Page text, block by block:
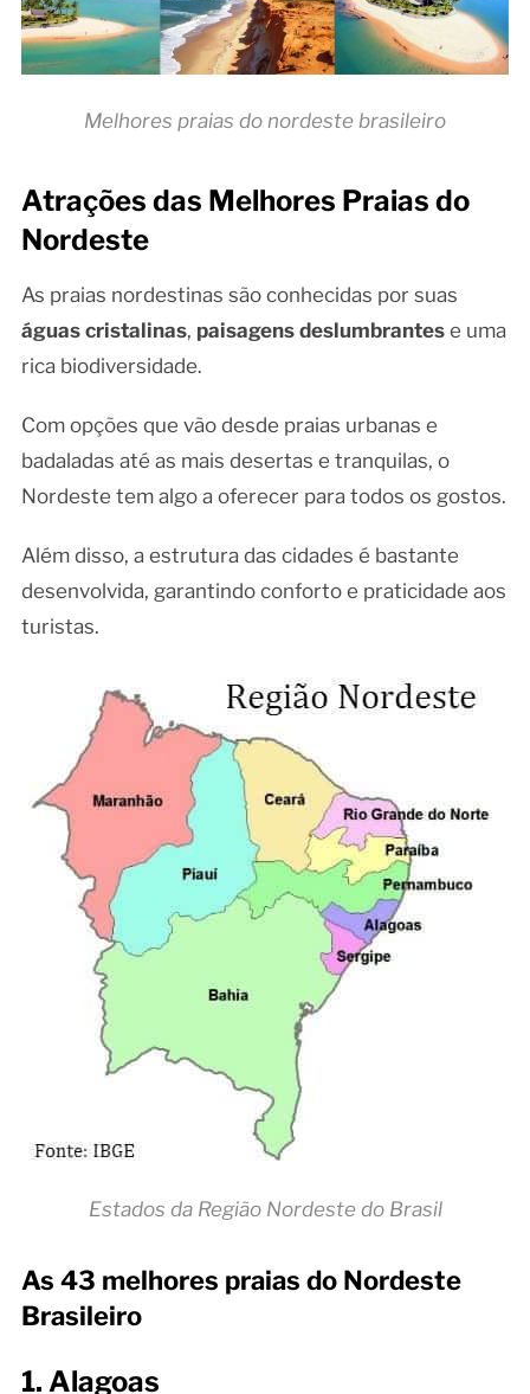
Melhores praias do nordeste brasileiro
Atrações das Melhores Praias do
Nordeste
As praias nordestinas são conhecidas por suas
águas cristalinas, paisagens deslumbrantese uma
rica biodiversidade.
Com opções que vão desde praias urbanas e
badaladas até as mais desertas e tranquilas, o
Nordeste tem algo a oferecer para todos os gostos.
Além disso, a estrutura das cidades é bastante
desenvolvida, garantindo conforto e praticidade aos
turistas.
Estados da Região Nordeste do Brasil
As 43 melhores praias do Nordeste
Brasileiro
1. Alagoas